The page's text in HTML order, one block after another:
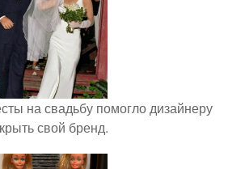
на свадьбу помогло дизайнеру
свой бренд.